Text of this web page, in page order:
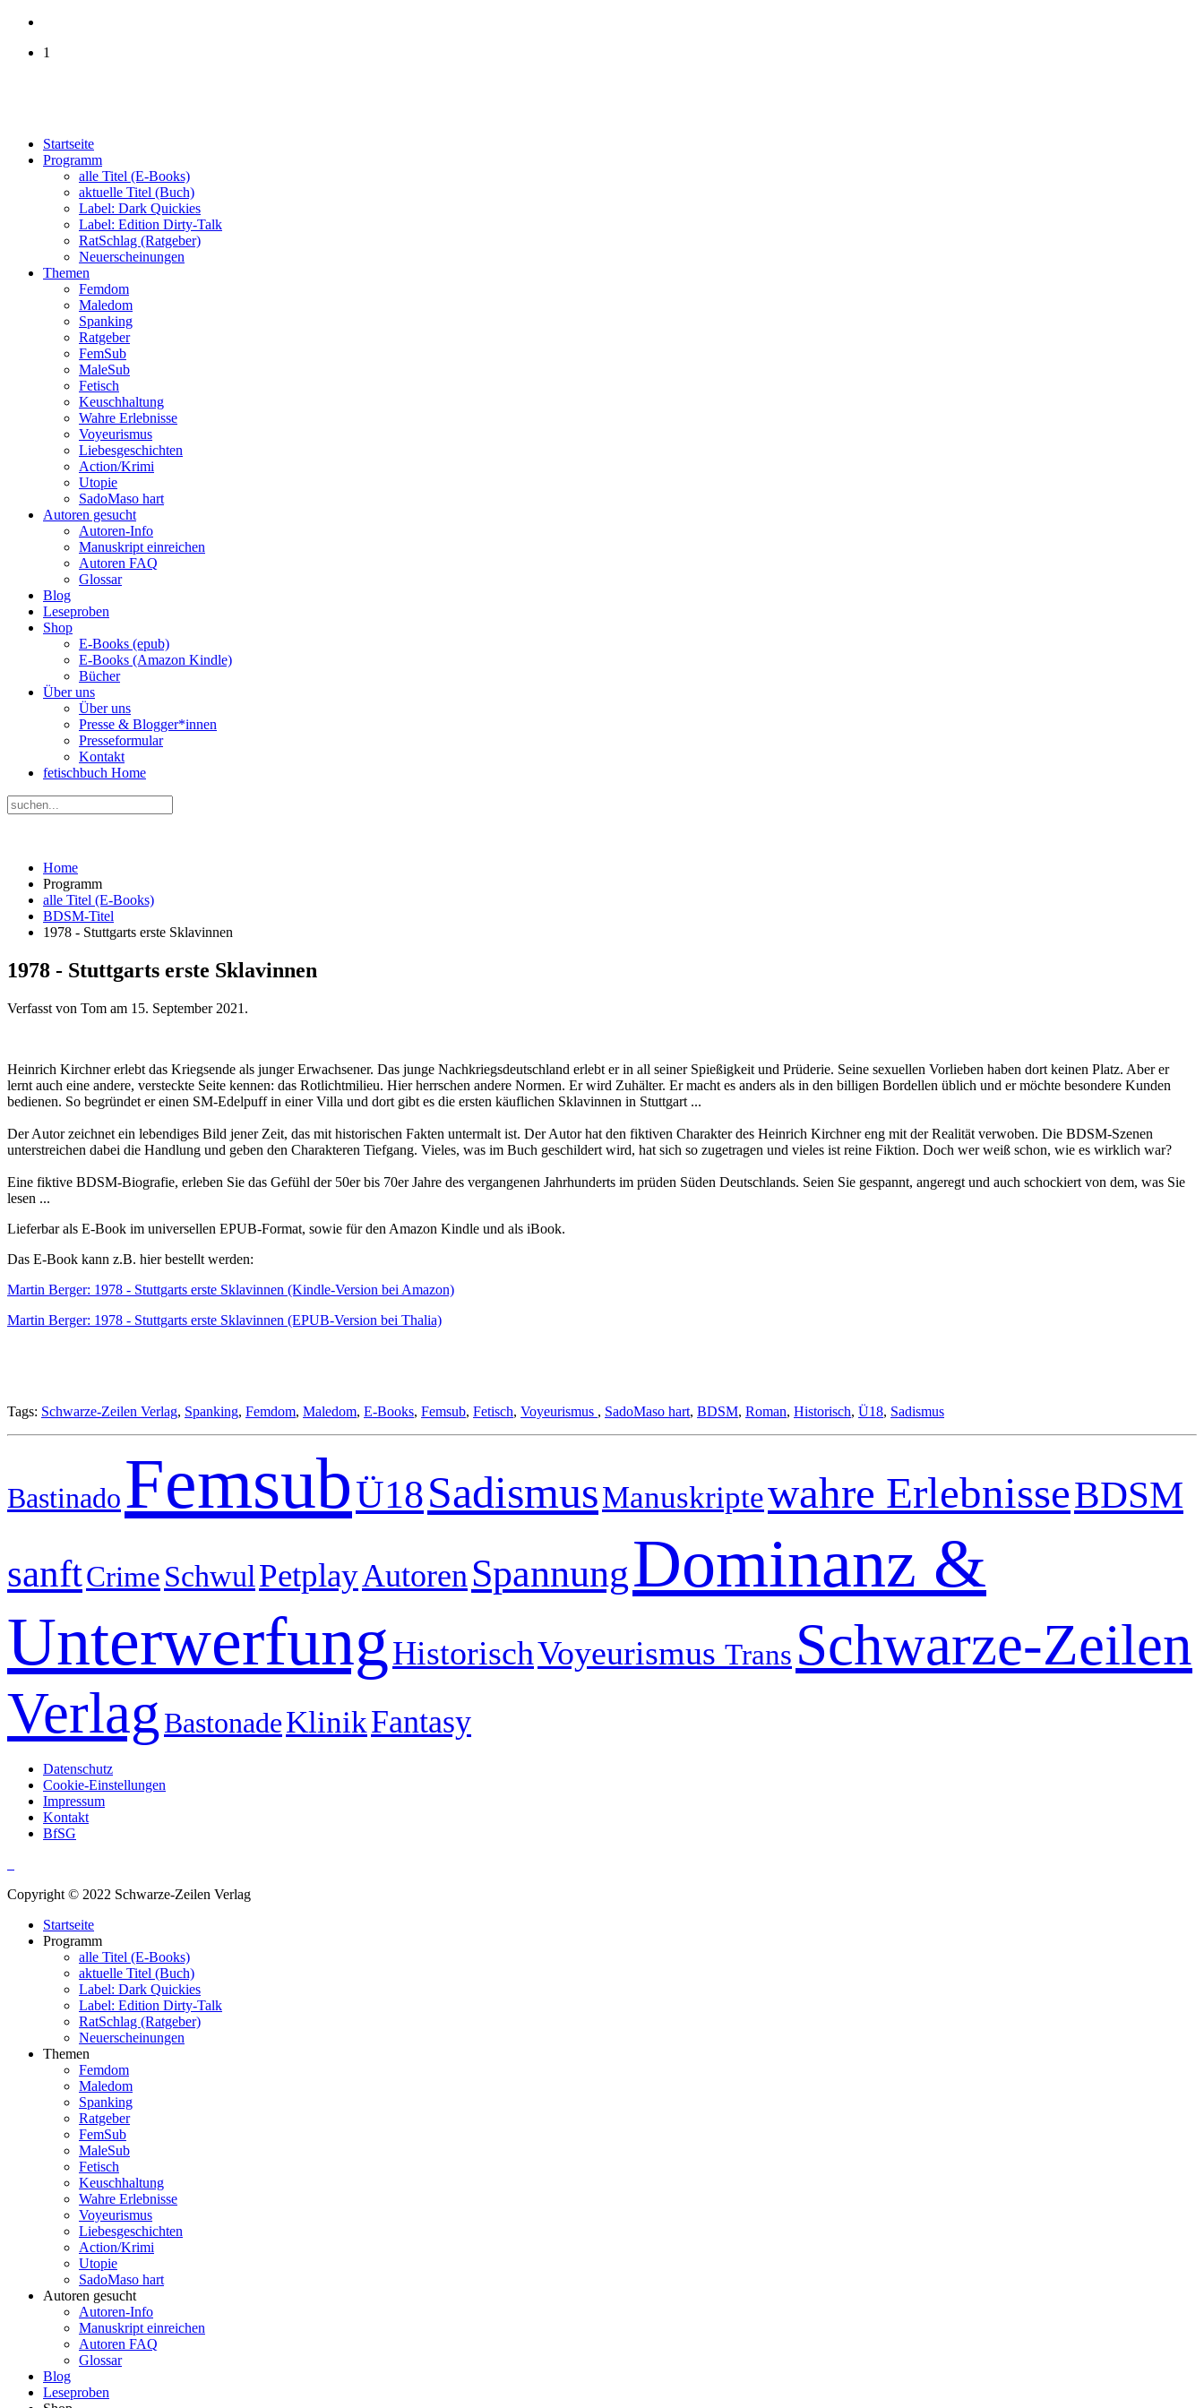
1
Startseite
Programm
alle Titel (E-Books)
aktuelle Titel (Buch)
Label: Dark Quickies
Label: Edition Dirty-Talk
RatSchlag (Ratgeber)
Neuerscheinungen
Themen
Femdom
Maledom
Spanking
Ratgeber
FemSub
MaleSub
Fetisch
Keuschhaltung
Wahre Erlebnisse
Voyeurismus
Liebesgeschichten
Action/Krimi
Utopie
SadoMaso hart
Autoren gesucht
Autoren-Info
Manuskript einreichen
Autoren FAQ
Glossar
Blog
Leseproben
Shop
E-Books (epub)
E-Books (Amazon Kindle)
Bücher
Über uns
Über uns
Presse & Blogger*innen
Presseformular
Kontakt
fetischbuch Home
Home
Programm
alle Titel (E-Books)
BDSM-Titel
1978 - Stuttgarts erste Sklavinnen
1978 - Stuttgarts erste Sklavinnen
Verfasst von Tom am 15. September 2021 .
Heinrich Kirchner erlebt das Kriegsende als junger Erwachsener. Das junge Nachkriegsdeutschland erlebt er in all seiner Spießigkeit und Prüderie. Seine sexuellen Vorlieben haben dort keinen Platz. Aber er
lernt auch eine andere, versteckte Seite kennen: das Rotlichtmilieu. Hier herrschen andere Normen. Er wird Zuhälter. Er macht es anders als in den billigen Bordellen üblich und er möchte besondere Kunden
bedienen. So begründet er einen SM-Edelpuff in einer Villa und dort gibt es die ersten käuflichen Sklavinnen in Stuttgart ...
Der Autor zeichnet ein lebendiges Bild jener Zeit, das mit historischen Fakten untermalt ist. Der Autor hat den fiktiven Charakter des Heinrich Kirchner eng mit der Realität verwoben. Die BDSM-Szenen
unterstreichen dabei die Handlung und geben den Charakteren Tiefgang. Vieles, was im Buch geschildert wird, hat sich so zugetragen und vieles ist reine Fiktion. Doch wer weiß schon, wie es wirklich war?
Eine fiktive BDSM-Biografie, erleben Sie das Gefühl der 50er bis 70er Jahre des vergangenen Jahrhunderts im prüden Süden Deutschlands. Seien Sie gespannt, angeregt und auch schockiert von dem, was Sie
lesen ...
Lieferbar als E-Book im universellen EPUB-Format, sowie für den Amazon Kindle und als iBook.
Das E-Book kann z.B. hier bestellt werden:
Martin Berger: 1978 - Stuttgarts erste Sklavinnen (Kindle-Version bei Amazon)
Martin Berger: 1978 - Stuttgarts erste Sklavinnen (EPUB-Version bei Thalia)
Tags: Schwarze-Zeilen Verlag, Spanking, Femdom, Maledom, E-Books, Femsub, Fetisch, Voyeurismus , SadoMaso hart, BDSM, Roman, Historisch, Ü18, Sadismus
BastinadoFemsubÜ18SadismusManuskriptewahre ErlebnisseBDSM
sanftCrimeSchwulPetplayAutoren SpannungDominanz &
UnterwerfungHistorischVoyeurismus Trans Schwarze-Zeilen
VerlagBastonadeKlinikFantasy
Datenschutz
Cookie-Einstellungen
Impressum
Kontakt
BfSG
Copyright © 2022 Schwarze-Zeilen Verlag
Startseite
Programm
alle Titel (E-Books)
aktuelle Titel (Buch)
Label: Dark Quickies
Label: Edition Dirty-Talk
RatSchlag (Ratgeber)
Neuerscheinungen
Themen
Femdom
Maledom
Spanking
Ratgeber
FemSub
MaleSub
Fetisch
Keuschhaltung
Wahre Erlebnisse
Voyeurismus
Liebesgeschichten
Action/Krimi
Utopie
SadoMaso hart
Autoren gesucht
Autoren-Info
Manuskript einreichen
Autoren FAQ
Glossar
Blog
Leseproben